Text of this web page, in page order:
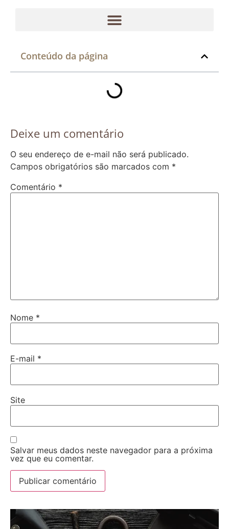
Conteúdo da página
Deixe um comentário
O seu endereço de e-mail não será publicado.
Campos obrigatórios são marcados com *
Comentário *
Nome *
E-mail *
Site
Salvar meus dados neste navegador para a próxima
vez que eu comentar.